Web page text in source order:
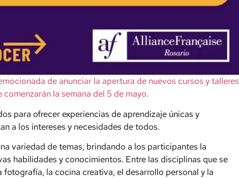
de anunciar la apertura de nuevos cursos y talleres
comenzarán la semana del 5 de mayo.
para ofrecer experiencias de aprendizaje únicas y
a los intereses y necesidades de todos.
variedad de temas, brindando a los participantes la
habilidades y conocimientos. Entre las disciplinas que se
fotografía, la cocina creativa, el desarrollo personal y la